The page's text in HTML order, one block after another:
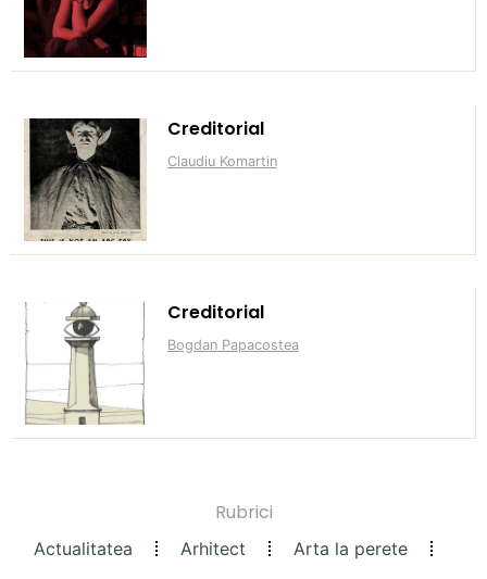
Creditorial
Claudiu Komartin
Creditorial
Bogdan Papacostea
Rubrici
Actualitatea Arhitect
Arta la perete